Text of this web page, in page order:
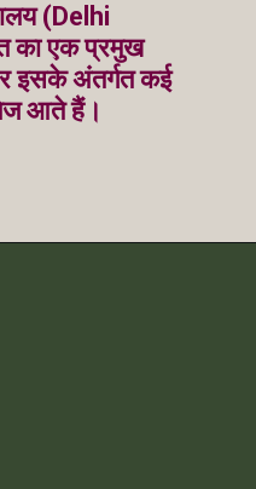
(Delhi
का एक प्रमुख
इसके अंतर्गत कई
आते हैं।